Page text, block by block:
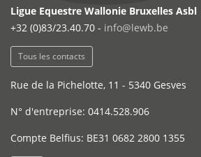
Ligue Equestre Wallonie Bruxelles Asbl
+32 (0)83/23.40.70 - info@lewb.be
Tous les contacts
Rue de la Pichelotte, 11 - 5340 Gesves
N° d'entreprise: 0414.528.906
Compte Belfius: BE31 0682 2800 1355